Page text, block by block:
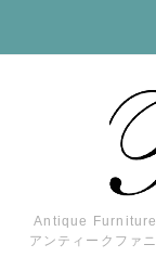
Antique
アンティークファ